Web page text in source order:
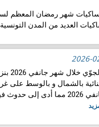
العديد من المدن
2026-
تميّز
بالشمال و بالوسط على
19 إلى 21 جانفي 2026 مما أدى